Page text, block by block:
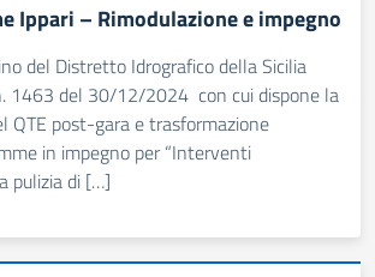
Ippari – Rimodulazione e impegno
del Distretto Idrografico della Sicilia
1463 del 30/12/2024 con cui dispone la
QTE post-gara e trasformazione
in impegno per “Interventi
pulizia di […]